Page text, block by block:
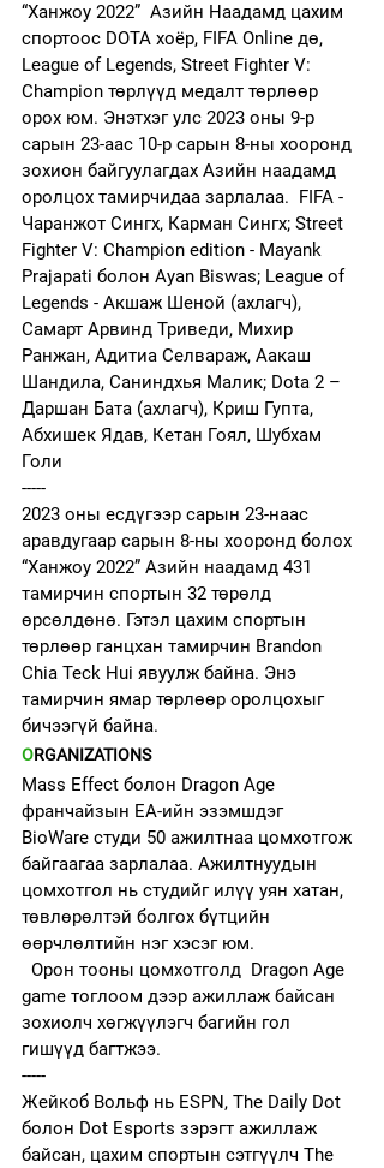
“Ханжоу 2022”  Азийн Наадамд цахим
спортоос DOTA хоёр, FIFA Online дө,
League of Legends, Street Fighter V:
Champion төрлүүд медалт төрлөөр
орох юм. Энэтхэг улс 2023 оны 9-р
сарын 23-аас 10-р сарын 8-ны хооронд
зохион байгуулагдах Азийн наадамд
оролцох тамирчидаа зарлалаа.  FIFA -
Чаранжот Сингх, Карман Сингх; Street
Fighter V: Champion edition - Mayank
Prajapati болон Ayan Biswas; League of
Legends - Акшаж Шеной (ахлагч),
Самарт Арвинд Триведи, Михир
Ранжан, Адитиа Селвараж, Аакаш
Шандила, Саниндхья Малик; Dota 2 –
Даршан Бата (ахлагч), Криш Гупта,
Абхишек Ядав, Кетан Гоял, Шубхам
Голи
-----
2023 оны есдүгээр сарын 23-наас
аравдугаар сарын 8-ны хооронд болох
“Ханжоу 2022” Азийн наадамд 431
тамирчин спортын 32 төрөлд
өрсөлдөнө. Гэтэл цахим спортын
төрлөөр ганцхан тамирчин Brandon
Chia Teck Hui явуулж байна. Энэ
тамирчин ямар төрлөөр оролцохыг
бичээгүй байна.
ORGANIZATIONS
Mass Effect болон Dragon Age
франчайзын EA-ийн эзэмшдэг
BioWare студи 50 ажилтнаа цомхотгож
байгаагаа зарлалаа. Ажилтнуудын
цомхотгол нь студийг илүү уян хатан,
төвлөрөлтэй болгох бүтцийн
өөрчлөлтийн нэг хэсэг юм.
game тоглоом дээр ажиллаж байсан
зохиолч хөгжүүлэгч багийн гол
гишүүд багтжээ.
-----
Жейкоб Вольф нь ESPN, The Daily Dot
болон Dot Esports зэрэгт ажиллаж
байсан, цахим спортын сэтгүүлч The